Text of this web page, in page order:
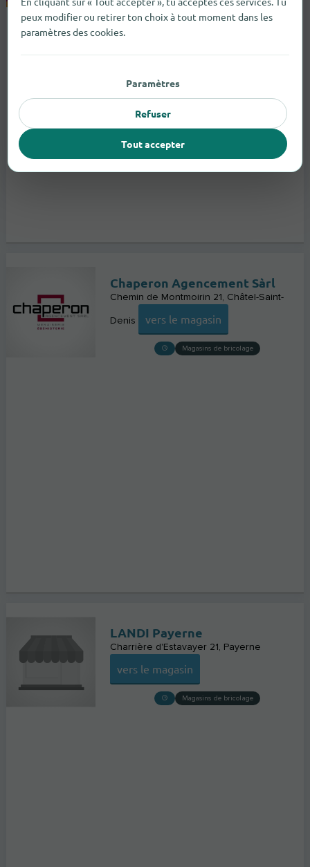
Chaperon Agencement Sàrl
Chemin de Montmoirin 21 Châtel-Saint-
Denis vers le magasin
Magasins de bricolage
LANDI Payerne
Charrière d'Estavayer 21 Payerne
vers le magasin
Magasins de bricolage
peux modifier ou retirer ton choix à tout moment dans les
paramètres des cookies.
Paramètres
Refuser
Tout accepter